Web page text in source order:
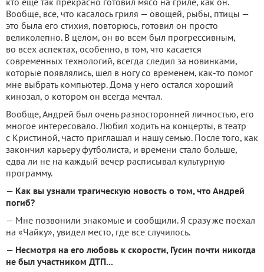
Вообще, все, что касалось гриля — овощей, рыбы, птицы —
это была его стихия, повторюсь, готовил он просто
великолепно. В целом, он во всем был прогрессивным,
во всех аспектах, особенно, в том, что касается
современных технологий, всегда следил за новинками,
которые появлялись, шел в ногу со временем, как-то помог
мне выбрать компьютер. Дома у него остался хороший
кинозал, о котором он всегда мечтал.
Вообще, Андрей был очень разносторонней личностью, его
многое интересовало. Любил ходить на концерты, в театр
с Кристиной, часто приглашал и нашу семью. После того, как
закончил карьеру футболиста, и времени стало больше,
едва ли не на каждый вечер расписывал культурную
программу.
— Как вы узнали трагическую новость о том, что Андрей
погиб?
— Мне позвонили знакомые и сообщили. Я сразу же поехал
на «Чайку», увидел место, где все случилось.
— Несмотря на его любовь к скорости, Гусин почти никогда
не был участником ДТП...